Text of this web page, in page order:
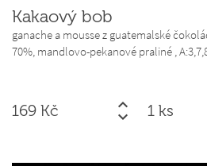
Kakaový bob
ganache a mousse z guatemalské
70%, mandlovo-pekanové praliné ,
169 Kč ks